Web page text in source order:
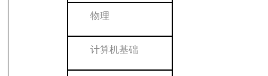
物理
计算机基础